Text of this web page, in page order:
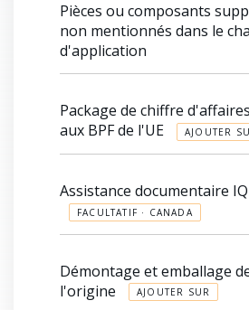
Pièces ou composants
non mentionnés dans le
d'application
Package de chiffre
aux BPF de l'UE
AJOUTER
Assistance documentaire
FACULTATIF · CANADA
Démontage et emballage
l'origine
AJOUTER SUR